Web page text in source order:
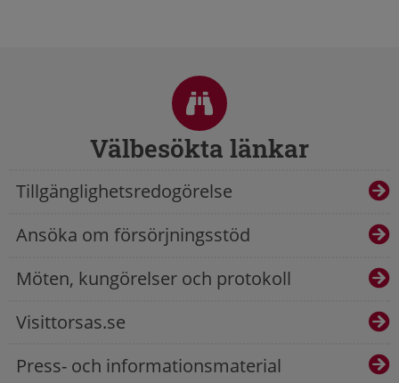
Välbesökta länkar
Tillgänglighetsredogörelse
Ansöka om försörjningsstöd
Möten, kungörelser och protokoll
Visittorsas.se
Press- och informationsmaterial